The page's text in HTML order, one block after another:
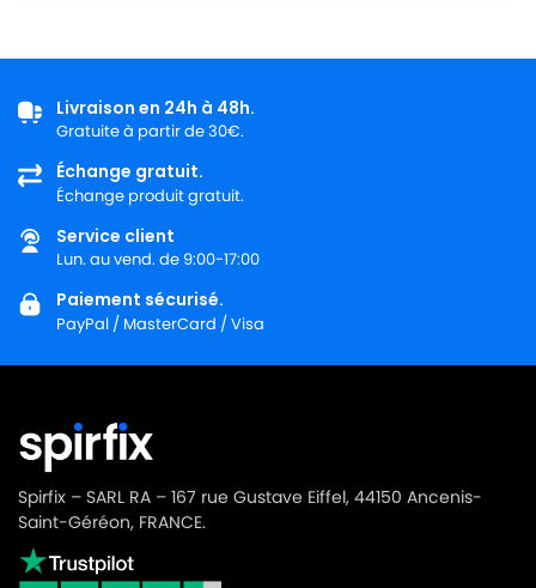
Livraison en 24h à 48h.
Gratuite à partir de 30€.
Échange gratuit.
Échange produit gratuit.
Service client
Lun. au vend. de 9:00-17:00
Paiement sécurisé.
PayPal / MasterCard / Visa
Spirfix – SARL RA – 167 rue Gustave Eiffel, 44150 Ancenis-
Saint-Géréon, FRANCE.